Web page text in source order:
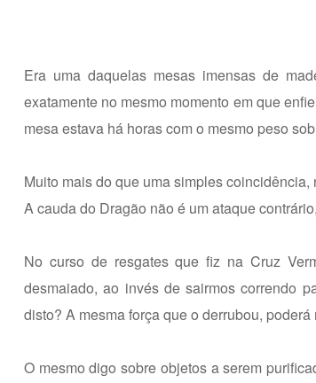
Era uma daquelas mesas imensas de
exatamente no mesmo momento em que
mesa estava há horas com o mesmo peso
Muito mais do que uma simples
A cauda do Dragão não é um ataque
No curso de resgates que fiz na Cruz
desmaiado, ao invés de sairmos correndo
disto? A mesma força que o derrubou,
O mesmo digo sobre objetos a serem